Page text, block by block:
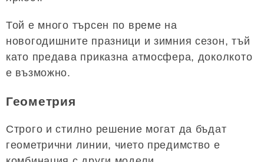
Той е много търсен по време на
новогодишните празници и зимния сезон, тъй
като предава приказна атмосфера, доколкото
е възможно.
Геометрия
Строго и стилно решение могат да бъдат
геометрични линии, чието предимство е